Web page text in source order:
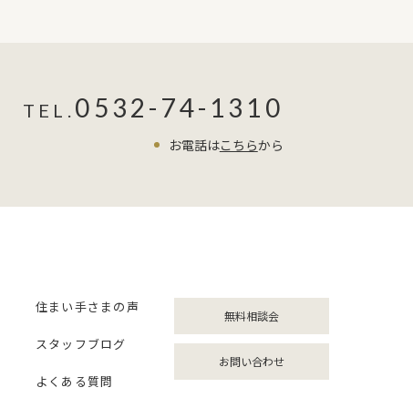
TEL. 0532-74-1310
お電話はこちらから
住まい手さまの声
スタッフブログ
よくある質問
無料相談会
お問い合わせ